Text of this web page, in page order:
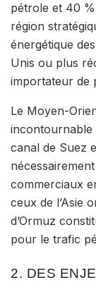
pétrole et 40 %
région
énergétique
Unis ou plus
importateur de
Le Moyen-
incontournable
canal de Suez
commerciaux
ceux de l’Asie
d’Ormuz
pour le trafic
2. DES